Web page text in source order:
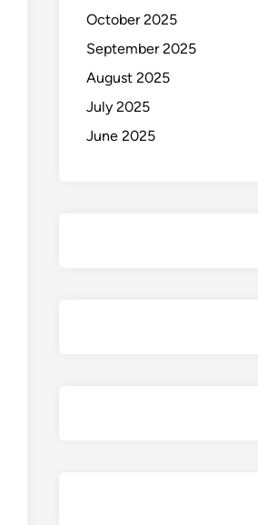
October 2025
September 2025
August 2025
July 2025
June 2025